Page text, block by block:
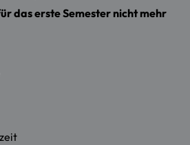
das erste Semester nicht mehr